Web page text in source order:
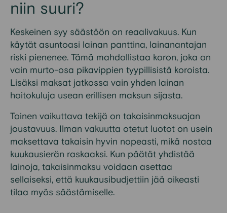
niin suuri?
Keskeinen syy säästöön on reaalivakuus. Kun
käytät asuntoasi lainan panttina, lainanantajan
riski pienenee. Tämä mahdollistaa koron, joka on
vain murto-osa pikavippien tyypillisistä koroista.
Lisäksi maksat jatkossa vain yhden lainan
hoitokuluja usean erillisen maksun sijasta.
Toinen vaikuttava tekijä on takaisinmaksuajan
joustavuus. Ilman vakuutta otetut luotot on usein
maksettava takaisin hyvin nopeasti, mikä nostaa
kuukausierän raskaaksi. Kun päätät yhdistää
lainoja, takaisinmaksu voidaan asettaa
sellaiseksi, että kuukausibudjettiin jää oikeasti
tilaa myös säästämiselle.